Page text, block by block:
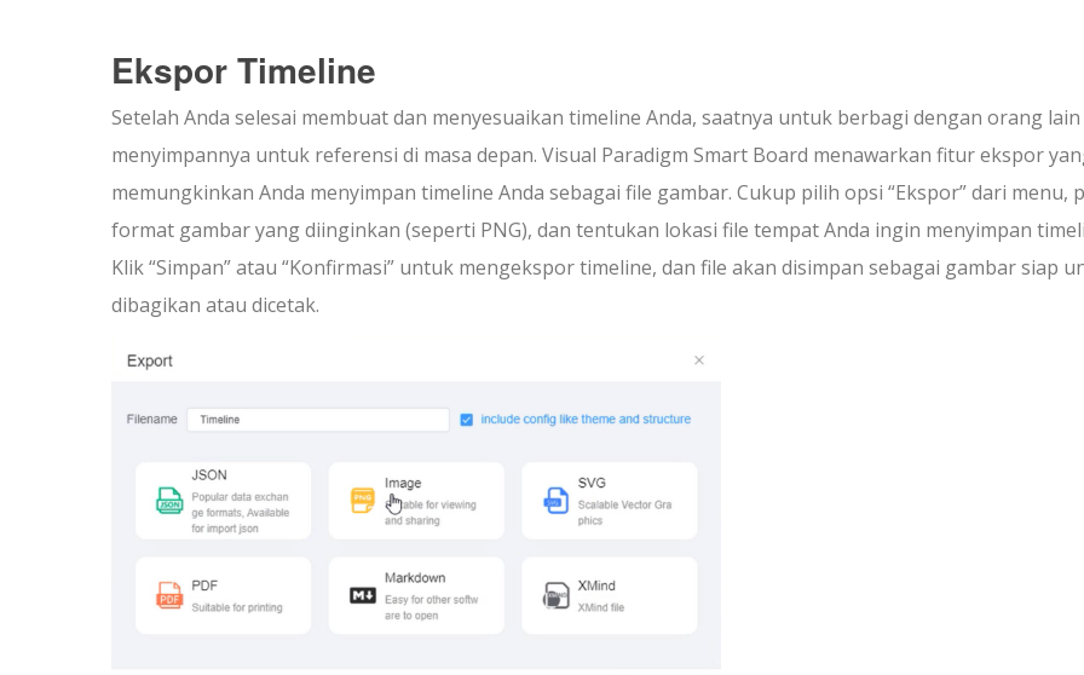
Ekspor Timeline
Setelah Anda selesai membuat dan menyesuaikan timeline Anda, saatnya untuk berbagi dengan orang
menyimpannya untuk referensi di masa depan. Visual Paradigm Smart Board menawarkan fitur ekspor
memungkinkan Anda menyimpan timeline Anda sebagai file gambar. Cukup pilih opsi “Ekspor” dari menu,
format gambar yang diinginkan (seperti PNG), dan tentukan lokasi file tempat Anda ingin menyimpan
Klik “Simpan” atau “Konfirmasi” untuk mengekspor timeline, dan file akan disimpan sebagai gambar siap
dibagikan atau dicetak.